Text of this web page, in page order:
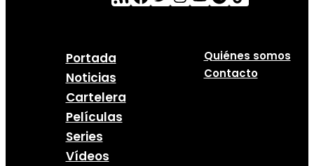
Portada
Noticias
Cartelera
Películas
Series
Vídeos
Quiénes somos
Contacto